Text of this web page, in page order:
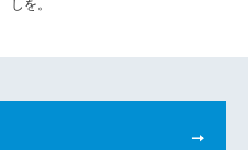
しを。